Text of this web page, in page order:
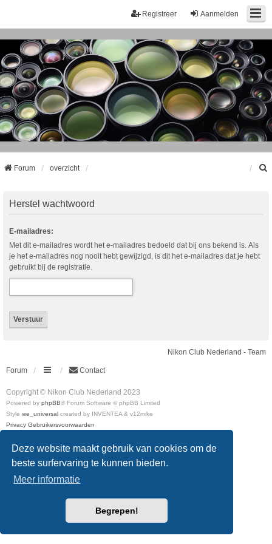
Deze website maakt gebruik van cookies om de
beste surfervaring te kunnen bieden.
Meer informatie
Begrepen!
Aanmelden
Registreer
Forum overzicht
Herstel wachtwoord
E-mailadres:
Met dit e-mailadres wordt het e-mailadres bedoeld dat bij ons bekend is. Als
je het e-mailadres nog nooit hebt gewijzigd, is dit het e-mailadres dat je hebt
gebruikt bij de registratie.
Nikon Club Nederland - Team
Forum Contact
Copyright © Nikon Club Nederland 2023
Powered by phpBB® Forum Software © phpBB Limited
Style we_universal created by INVENTEA & v12mike
Privacy Gebruikersvoorwaarden